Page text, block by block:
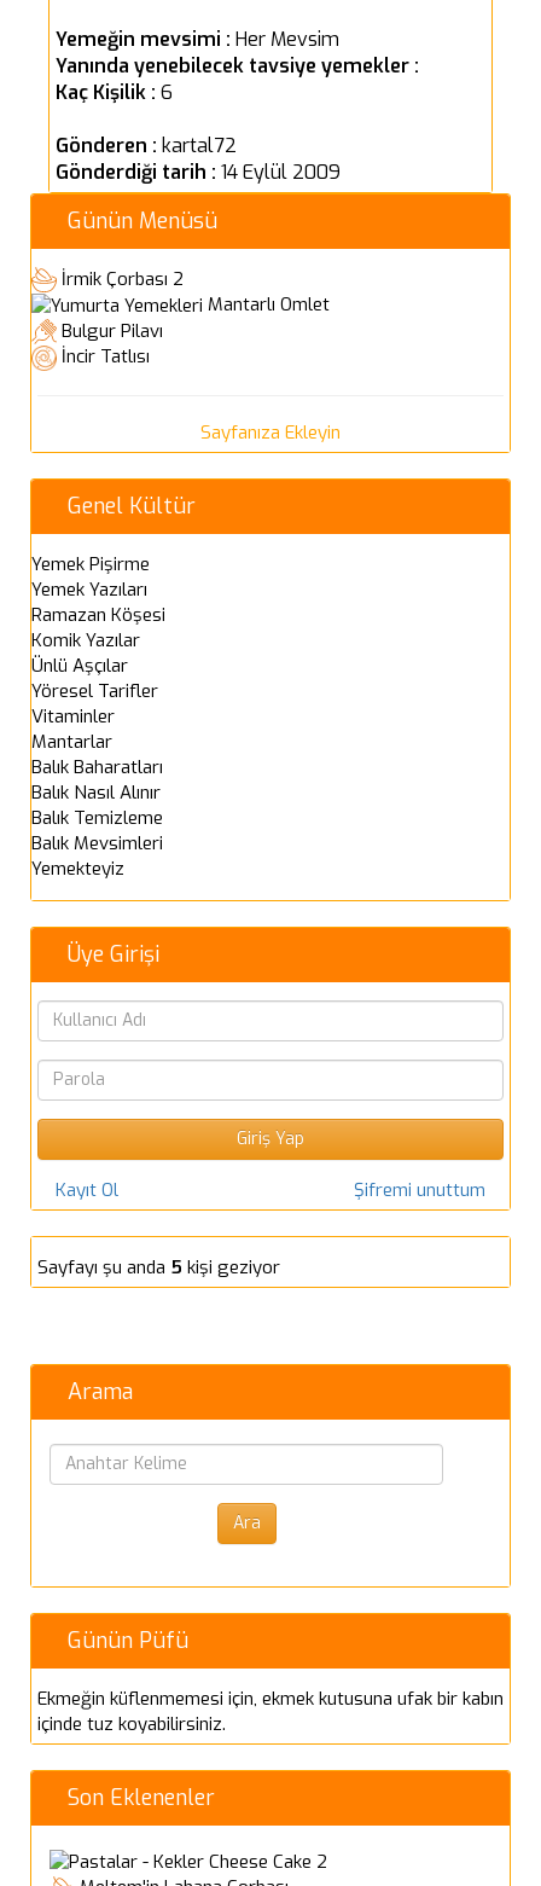
Yemeğin mevsimi : Her Mevsim
Yanında yenebilecek tavsiye yemekler :
Kaç Kişilik : 6
Gönderen : kartal72
Gönderdiği tarih : 14 Eylül 2009
Günün Menüsü
İrmik Çorbası 2
Mantarlı Omlet
Bulgur Pilavı
İncir Tatlısı
Sayfanıza Ekleyin
Genel Kültür
Yemek Pişirme
Yemek Yazıları
Ramazan Köşesi
Komik Yazılar
Ünlü Aşçılar
Yöresel Tarifler
Vitaminler
Mantarlar
Balık Baharatları
Balık Nasıl Alınır
Balık Temizleme
Balık Mevsimleri
Yemekteyiz
Üye Girişi
Kayıt Ol Şifremi unuttum
Sayfayı şu anda 5 kişi geziyor
Arama
Günün Püfü
Ekmeğin küflenmemesi için, ekmek kutusuna ufak bir kabın
içinde tuz koyabilirsiniz.
Son Eklenenler
Cheese Cake 2